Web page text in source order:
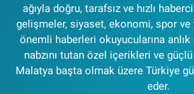
ağıyla doğru, tarafsız ve hızlı
gelişmeler, siyaset, ekonomi, spor ve
önemli haberleri okuyucularına
nabzını tutan özel içerikleri ve
Malatya başta olmak üzere Türkiye
eder.